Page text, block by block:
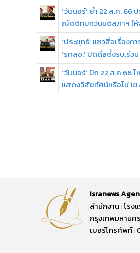
‘วันนอร์’ ย้ำ 22 ส.ค. 66
ญัตติทบทวนมติสภาฯ ให้
‘ประยุทธ์’ แซวสื่อเรื่องก
‘รทสช.’ ปิดดีลตั้งรบ.ร่วม
‘วันนอร์’ ปัก 22 ส.ค.66
แสดงวิสัยทัศน์หรือไม่ 18
Isranews
สำนักงาน : โร
กรุงเทพมหานค
เบอร์โทรศัพท์ :